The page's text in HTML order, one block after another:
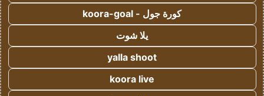
كورة جول - koora-goal
يلا شوت
yalla shoot
koora live